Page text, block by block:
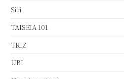
Siri
TAISEIA 101
TRIZ
UBI